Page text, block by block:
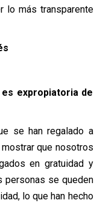
lo más transparente
expropiatoria de
se han regalado a
que nosotros
en gratuidad y
personas se queden
lo que han hecho